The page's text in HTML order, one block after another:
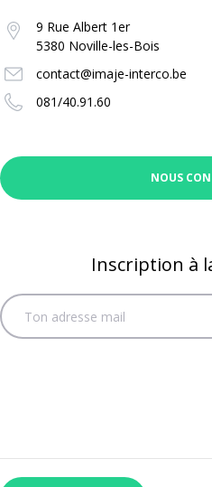
9 Rue Albert 1er
5380 Noville-les-Bois
contact@imaje-interco.be
081/40.91.60
NOUS
Inscription à